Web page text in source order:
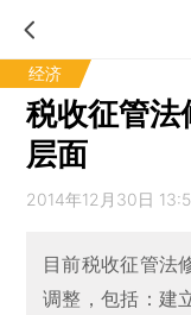
经济
税收征管法
层面
2014年12月30日
目前税收征管法
调整，包括：建